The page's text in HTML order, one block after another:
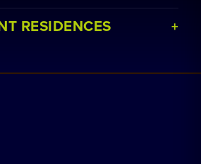
查看课程
查看学校
预订家庭住宿
RESIDENCES